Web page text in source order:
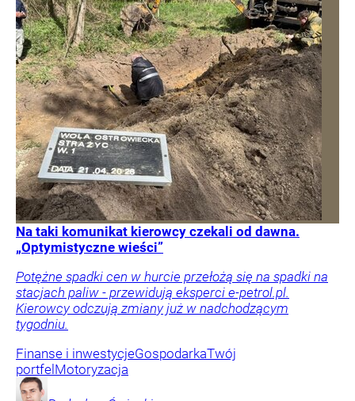
Na taki komunikat kierowcy czekali od dawna.
„Optymistyczne wieści”
Potężne spadki cen w hurcie przełożą się na spadki na
stacjach paliw - przewidują eksperci e-petrol.pl.
Kierowcy odczują zmiany już w nadchodzącym
tygodniu.
Finanse i inwestycjeGospodarkaTwój
portfelMotoryzacja